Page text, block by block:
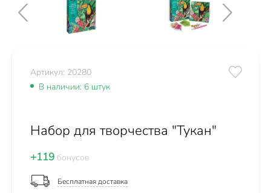
Артикул: 20280
В наличии: 6 штук
Набор для творчества "Тукан"
+119 бонусов
Бесплатная доставка